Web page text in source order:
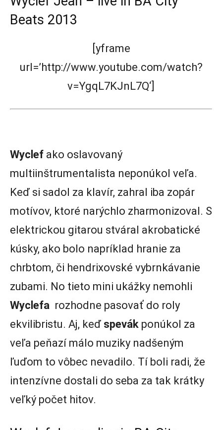
Beats 2013
[yframe
url=’http://www.youtube.com/watch?
v=YgqL7KJnL7Q‘]
Wyclef ako oslavovaný
multiinštrumentalista neponúkol veľa.
Keď si sadol za klavír, zahral iba zopár
motívov, ktoré narýchlo zharmonizoval. S
elektrickou gitarou stváral akrobatické
kúsky, ako bolo napríklad hranie za
chrbtom, či hendrixovské vybrnkávanie
zubami. No tieto mini ukážky nemohli
Wyclefa rozhodne pasovať do roly
ekvilibristu. Aj, keď spevák ponúkol za
veľa peňazí málo muziky nadšeným
ľuďom to vôbec nevadilo. Tí boli radi, že
intenzívne dostali do seba za tak krátky
veľký počet hitov.